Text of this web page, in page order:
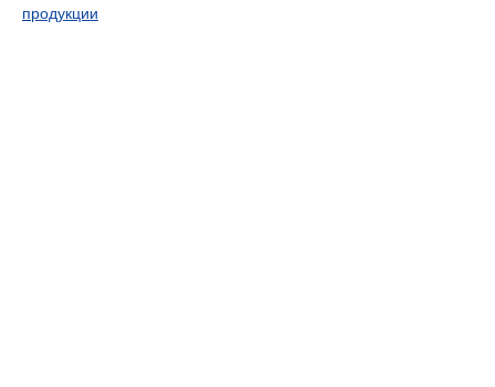
продукции